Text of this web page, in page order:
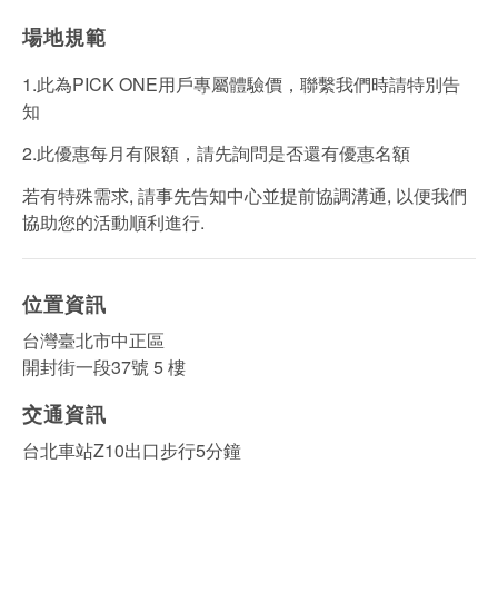
場地規範
1.此為PICK ONE用戶專屬體驗價，聯繫我們時請特別告
知
2.此優惠每月有限額，請先詢問是否還有優惠名額
若有特殊需求, 請事先告知中心並提前協調溝通, 以便我們
協助您的活動順利進行.
位置資訊
台灣臺北市中正區
開封街一段37號 5 樓
交通資訊
台北車站Z10出口步行5分鐘